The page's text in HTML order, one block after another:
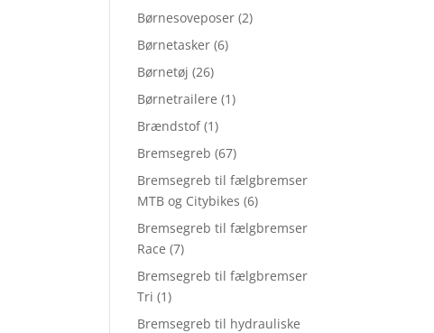
Børnesoveposer (2)
Børnetasker (6)
Børnetøj (26)
Børnetrailere (1)
Brændstof (1)
Bremsegreb (67)
Bremsegreb til fælgbremser
MTB og Citybikes (6)
Bremsegreb til fælgbremser
Race (7)
Bremsegreb til fælgbremser
Tri (1)
Bremsegreb til hydrauliske